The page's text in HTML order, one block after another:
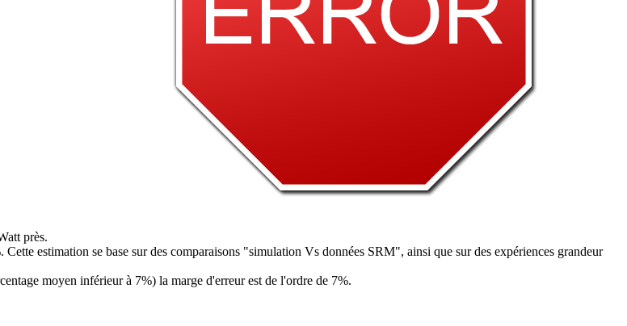
près.
estimation se base sur des comparaisons "simulation Vs données SRM", ainsi que sur des expériences grandeur
moyen inférieur à 7%) la marge d'erreur est de l'ordre de 7%.